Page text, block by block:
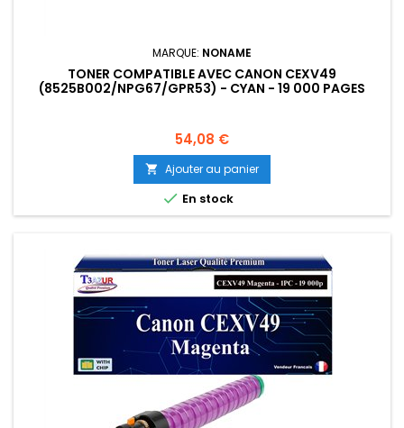
MARQUE: NONAME
TONER COMPATIBLE AVEC CANON CEXV49
(8525B002/NPG67/GPR53) - CYAN - 19 000 PAGES
Prix
54,08 €
 Ajouter au panier
 En stock